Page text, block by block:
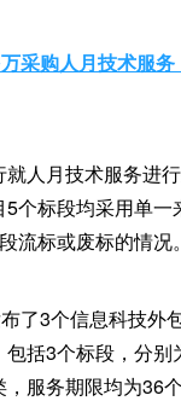
采购人月技术服
人月技术服务进
个标段均采用单一
流标或废标的情况。
了3个信息科技外
括3个标段，分别
服务期限均为36个